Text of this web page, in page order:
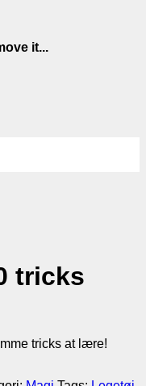
it...
tricks
tricks at lære!